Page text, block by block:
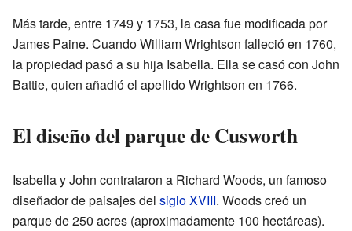
Más tarde, entre 1749 y 1753, la casa fue modificada por
James Paine. Cuando William Wrightson falleció en 1760,
la propiedad pasó a su hija Isabella. Ella se casó con John
Battie, quien añadió el apellido Wrightson en 1766.
El diseño del parque de Cusworth
Isabella y John contrataron a Richard Woods, un famoso
diseñador de paisajes del siglo XVIII. Woods creó un
parque de 250 acres (aproximadamente 100 hectáreas).